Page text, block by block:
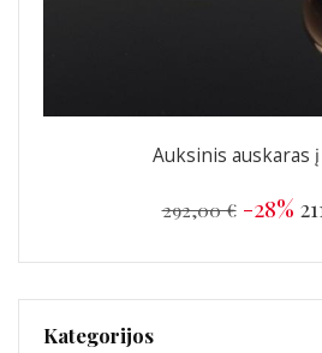
Auksinis auskaras
292,00 € -28%
Kategorijos